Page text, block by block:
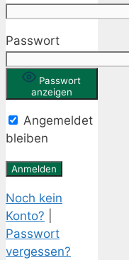
Passwort
Passwort
anzeigen
Angemeldet
bleiben
Noch kein
Konto?
Passwort
vergessen?